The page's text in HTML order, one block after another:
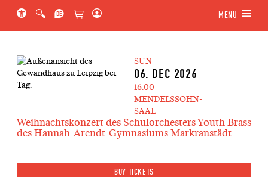
MENU
SUN
06. DEC 2026
16.00
MENDELSSOHN-
SAAL
Weihnachtskonzert des Schulorchesters Youth Brass
des Hannah-Arendt-Gymnasiums Markranstädt
BUY TICKETS